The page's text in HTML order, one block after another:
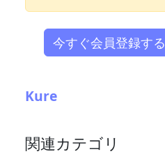
今すぐ会員登録する
Kure
関連カテゴリ